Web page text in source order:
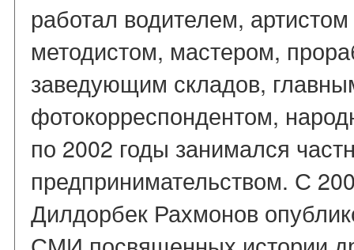
работал водителем,
методистом, мастером,
заведующим складов,
фотокорреспондентом,
по 2002 годы занимался
предпринимательством. С
Дилдорбек Рахмонов